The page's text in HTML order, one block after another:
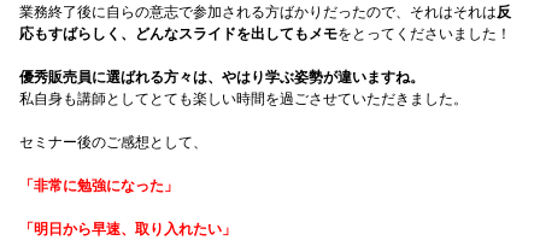
業務終了後に自らの意志で参加される方ばかりだったので、それはそれは反
応もすばらしく、どんなスライドを出してもメモをとってくださいました！
優秀販売員に選ばれる方々は、やはり学ぶ姿勢が違いますね。
私自身も講師としてとても楽しい時間を過ごさせていただきました。
セミナー後のご感想として、
「非常に勉強になった」
「明日から早速、取り入れたい」